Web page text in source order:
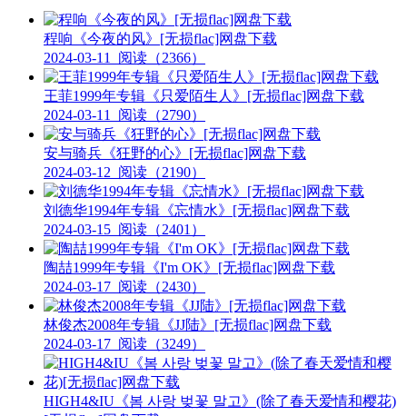
程响《今夜的风》[无损flac]网盘下载
2024-03-11
阅读（2366）
王菲1999年专辑《只爱陌生人》[无损flac]网盘下载
2024-03-11
阅读（2790）
安与骑兵《狂野的心》[无损flac]网盘下载
2024-03-12 阅读（2190）
刘德华1994年专辑《忘情水》[无损flac]网盘下载
2024-03-15 阅读（2401）
陶喆1999年专辑《I'm OK》[无损flac]网盘下载
2024-03-17 阅读（2430）
林俊杰2008年专辑《JJ陆》[无损flac]网盘下载
2024-03-17 阅读（3249）
HIGH4&IU《봄 사랑 벚꽃 말고》(除了春天爱情和樱花)